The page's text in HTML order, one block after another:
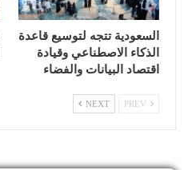
السعودية تتجه لتوسيع قاعدة
الذكاء الاصطناعي وقيادة
اقتصاد البيانات والفضاء
NEXT